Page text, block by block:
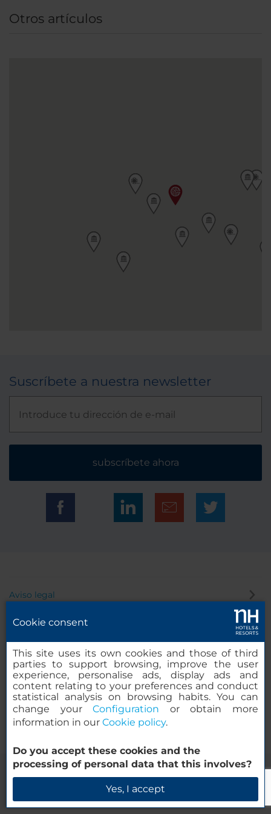
Vendôme o el Sagrado Corazón se encuentran
Otros artículos
Suscríbete a nuestra newsletter
subscríbete ahora
Aviso legal
Política de privacidad
Canal de denuncias
Cookie consent
This site uses its own cookies and those of third
parties to support browsing, improve the user
experience, personalise ads, display ads and
content relating to your preferences and conduct
statistical analysis on browsing habits. You can
change yourConfiguration or obtain more
information in our Cookie policy.
Do you accept these cookies and the
processing of personal data that this involves?
Yes, I accept